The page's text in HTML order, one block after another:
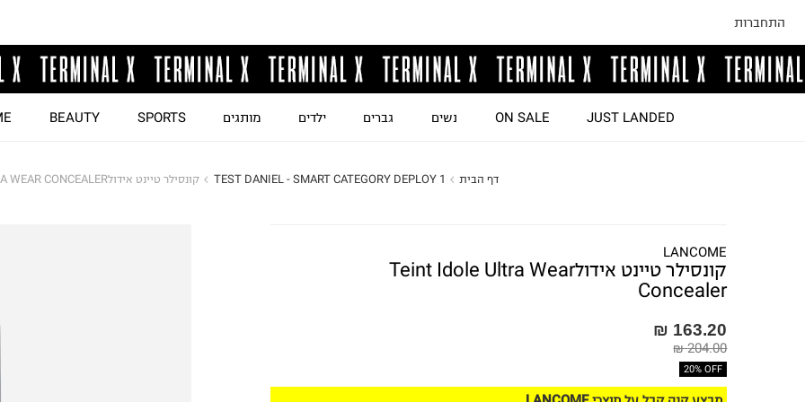
התחברות
JUST LANDED
ON SALE נשים גברים ילדים מותגים SPORTS
BEAUTY
דף הבית TEST DANIEL - SMART CATEGORY DEPLOY 1 קונסילר טיינט אידולTEINT IDOLE ULTRA WEAR CONCEALER
LANCOME
קונסילר טיינט אידולTeint Idole Ultra Wear
Concealer
163.20 ₪
204.00 ₪
20% OFF